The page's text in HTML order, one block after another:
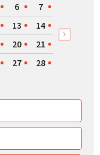
6
7
13
14
20
21
27
28